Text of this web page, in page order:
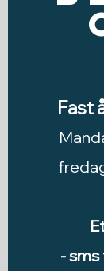
Fast
-